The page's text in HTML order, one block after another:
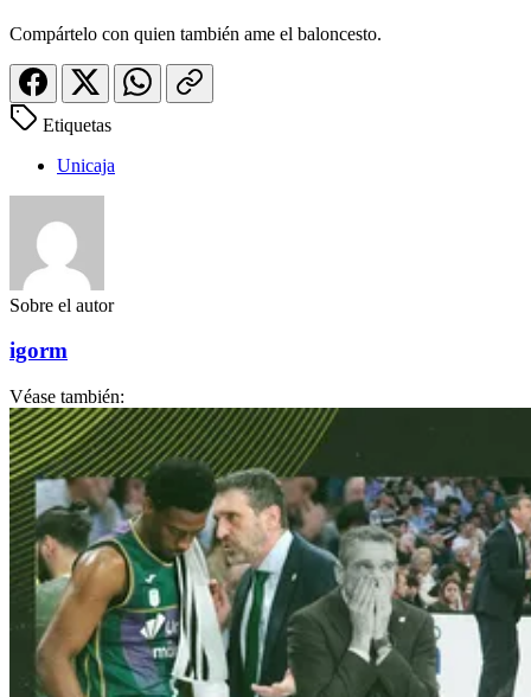
Compártelo con quien también ame el baloncesto.
Etiquetas
Unicaja
Sobre el autor
igorm
Véase también: